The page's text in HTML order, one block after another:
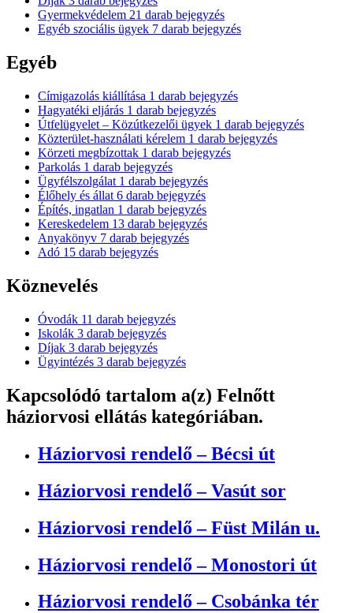
Gyermekvédelem 21 darab bejegyzés
Egyéb szociális ügyek 7 darab bejegyzés
Egyéb
Címigazolás kiállítása 1 darab bejegyzés
Hagyatéki eljárás 1 darab bejegyzés
Útfelügyelet – Közútkezelői ügyek 1 darab bejegyzés
Közterület-használati kérelem 1 darab bejegyzés
Körzeti megbízottak 1 darab bejegyzés
Parkolás 1 darab bejegyzés
Ügyfélszolgálat 1 darab bejegyzés
Élőhely és állat 6 darab bejegyzés
Építés, ingatlan 1 darab bejegyzés
Kereskedelem 13 darab bejegyzés
Anyakönyv 7 darab bejegyzés
Adó 15 darab bejegyzés
Köznevelés
Óvodák 11 darab bejegyzés
Iskolák 3 darab bejegyzés
Díjak 3 darab bejegyzés
Ügyintézés 3 darab bejegyzés
Kapcsolódó tartalom a(z) Felnőtt
háziorvosi ellátás kategóriában.
Háziorvosi rendelő – Bécsi út
Háziorvosi rendelő – Vasút sor
Háziorvosi rendelő – Füst Milán u.
Háziorvosi rendelő – Monostori út
Háziorvosi rendelő – Csobánka tér